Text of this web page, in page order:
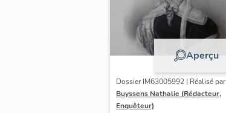
Aperçu
Dossier IM63005992 | Réalisé par
Buyssens Nathalie (Rédacteur,
Enquêteur)